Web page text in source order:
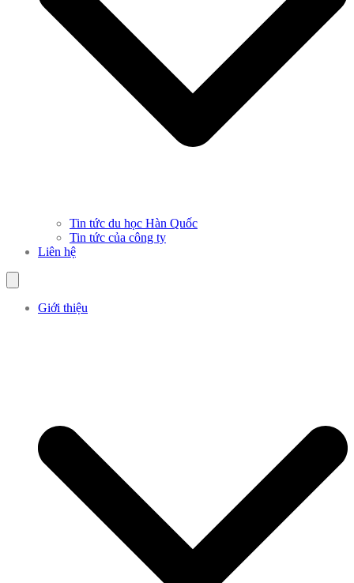
Tin tức du học Hàn Quốc
Tin tức của công ty
Liên hệ
Giới thiệu